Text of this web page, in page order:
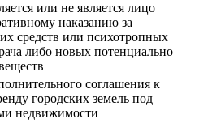
или не является лицо
наказанию за
средств или психотропных
либо новых потенциально
соглашения к
городских земель под
недвижимости